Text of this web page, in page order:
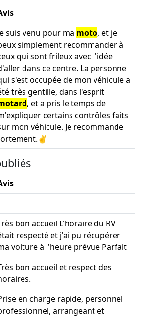
suis venu pour ma moto, et je
simplement recommander à
qui sont frileux avec l'idée
dans ce centre. La personne
s'est occupée de mon véhicule a
très gentille, dans l'esprit
, et a pris le temps de
certains contrôles faits
mon véhicule. Je recommande
bon accueil L'horaire du RV
respecté et j'ai pu récupérer
voiture à l'heure prévue Parfait
bon accueil et respect des
en charge rapide, personnel
arrangeant et